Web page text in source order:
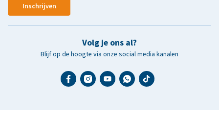
Inschrijven
Volg je ons al?
Blijf op de hoogte via onze social media kanalen